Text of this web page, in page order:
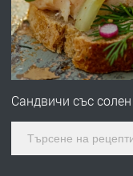
ПРЕДЛАГА
Сандвичи със